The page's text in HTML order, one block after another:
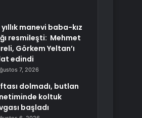
manevi baba-kız
resmileşti: Mehmet
Görkem Yeltan’ı
edindi
7, 2026
dolmadı, butlan
koltuk
başladı